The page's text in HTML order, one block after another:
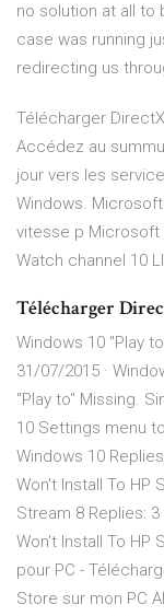
no solution at all to
case was running
redirecting us
Télécharger
Accédez au
jour vers les
Windows.
vitesse p Microsoft
Watch channel 10
Télécharger
Windows 10 "Play
31/07/2015 ·
"Play to" Missing.
10 Settings menu
Windows 10
Won't Install To HP
Stream 8 Replies: 3
Won't Install To HP
pour PC -
Store sur mon PC